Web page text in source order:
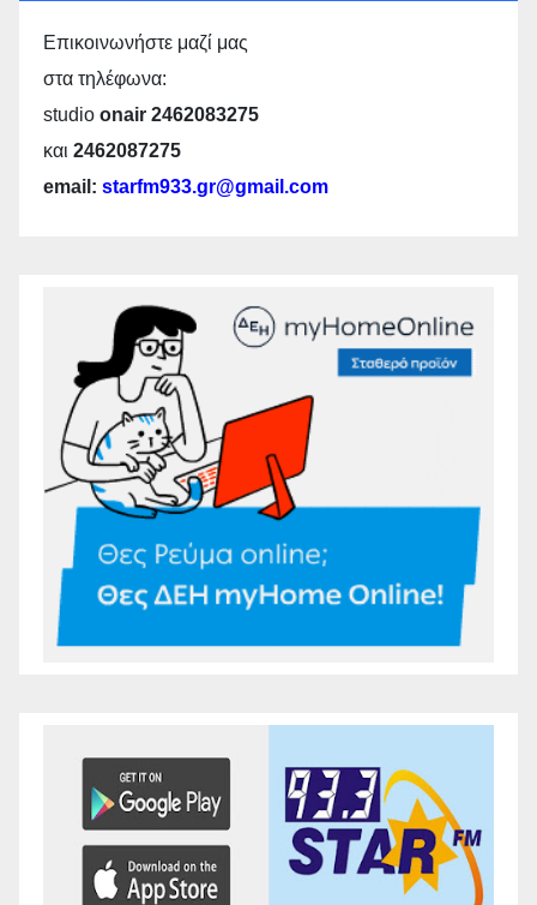
Επικοινωνήστε μαζί μας
στα τηλέφωνα:
studio onair 2462083275
και 2462087275
email: starfm933.gr@gmail.com